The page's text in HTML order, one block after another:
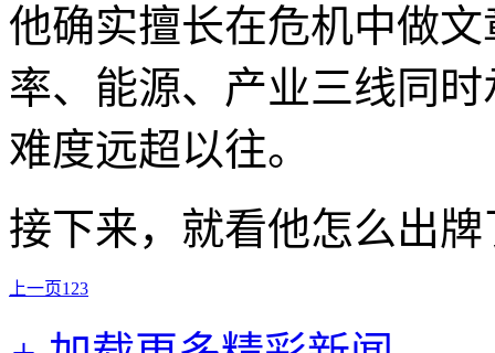
他确实擅长在危机中做
率、能源、产业三线同
难度远超以往。
接下来，就看他怎么出牌
上一页1 23